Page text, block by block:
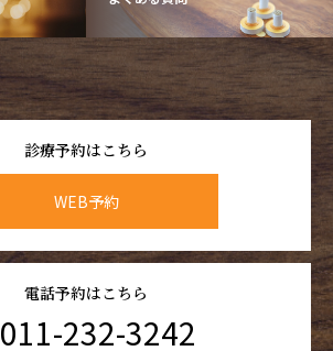
診療予約はこちら
WEB予約
電話予約はこちら
011-232-3242